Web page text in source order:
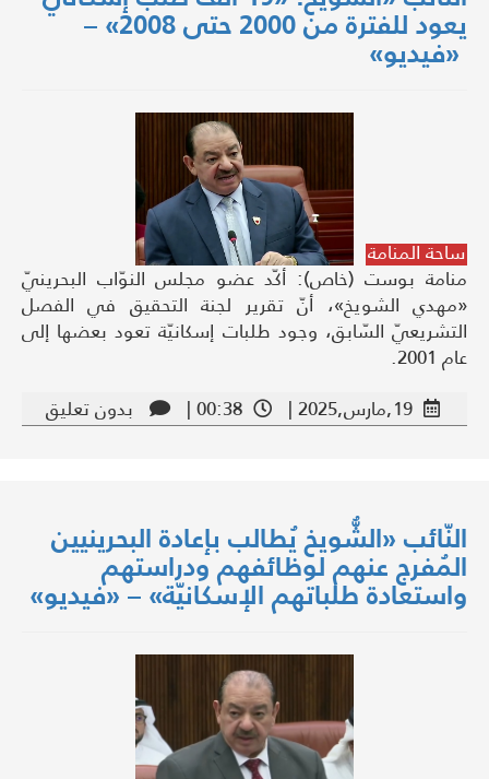
يعود للفترة من 2000 حتى 2008» –
«فيديو»
ساحة المنامة
منامة بوست (خاص): أكّد عضو مجلس النوّاب البحرينيّ
«مهدي الشويخ»، أنّ تقرير لجنة التحقيق في الفصل
التشريعيّ السّابق، وجود طلبات إسكانيّة تعود بعضها إلى
عام 2001.
19,مارس,2025 |
00:38 | بدون تعليق
النّائب «الشُّويخ يُطالب بإعادة البحرينيين
المُفرج عنهم لوظائفهم ودراستهم
واستعادة طلباتهم الإسكانيّة» – «فيديو»